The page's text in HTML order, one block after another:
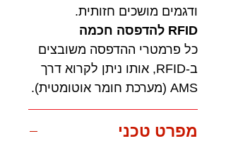
ודגמים מושכים חזותית.
RFID להדפסה חכמה
כל פרמטרי ההדפסה משובצים
ב-RFID, אותו ניתן לקרוא דרך
AMS (מערכת חומר אוטומטית).
מפרט טכני